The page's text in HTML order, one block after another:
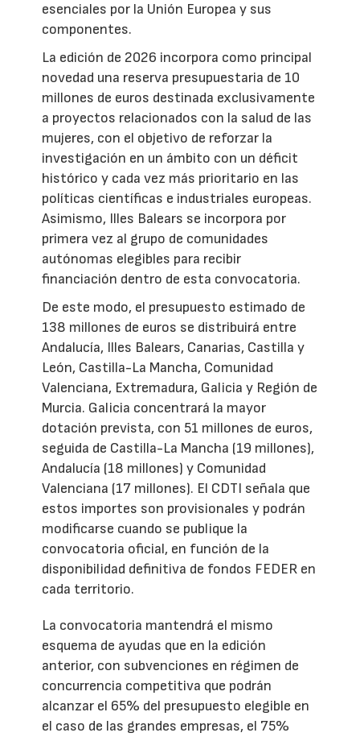
esenciales por la Unión Europea y sus
componentes.
La edición de 2026 incorpora como principal
novedad una reserva presupuestaria de 10
millones de euros destinada exclusivamente
a proyectos relacionados con la salud de las
mujeres, con el objetivo de reforzar la
investigación en un ámbito con un déficit
histórico y cada vez más prioritario en las
políticas científicas e industriales europeas.
Asimismo, Illes Balears se incorpora por
primera vez al grupo de comunidades
autónomas elegibles para recibir
financiación dentro de esta convocatoria.
De este modo, el presupuesto estimado de
138 millones de euros se distribuirá entre
Andalucía, Illes Balears, Canarias, Castilla y
León, Castilla-La Mancha, Comunidad
Valenciana, Extremadura, Galicia y Región de
Murcia. Galicia concentrará la mayor
dotación prevista, con 51 millones de euros,
seguida de Castilla-La Mancha (19 millones),
Andalucía (18 millones) y Comunidad
Valenciana (17 millones). El CDTI señala que
estos importes son provisionales y podrán
modificarse cuando se publique la
convocatoria oficial, en función de la
disponibilidad definitiva de fondos FEDER en
cada territorio.
La convocatoria mantendrá el mismo
esquema de ayudas que en la edición
anterior, con subvenciones en régimen de
concurrencia competitiva que podrán
alcanzar el 65% del presupuesto elegible en
el caso de las grandes empresas, el 75%